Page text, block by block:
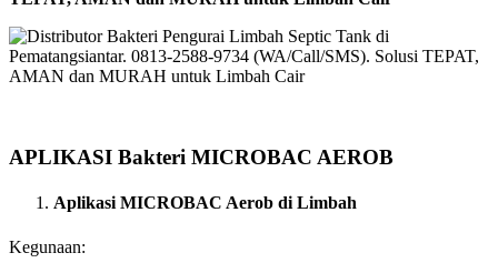
APLIKASI Bakteri MICROBAC AEROB
Aplikasi MICROBAC Aerob di Limbah
Kegunaan: